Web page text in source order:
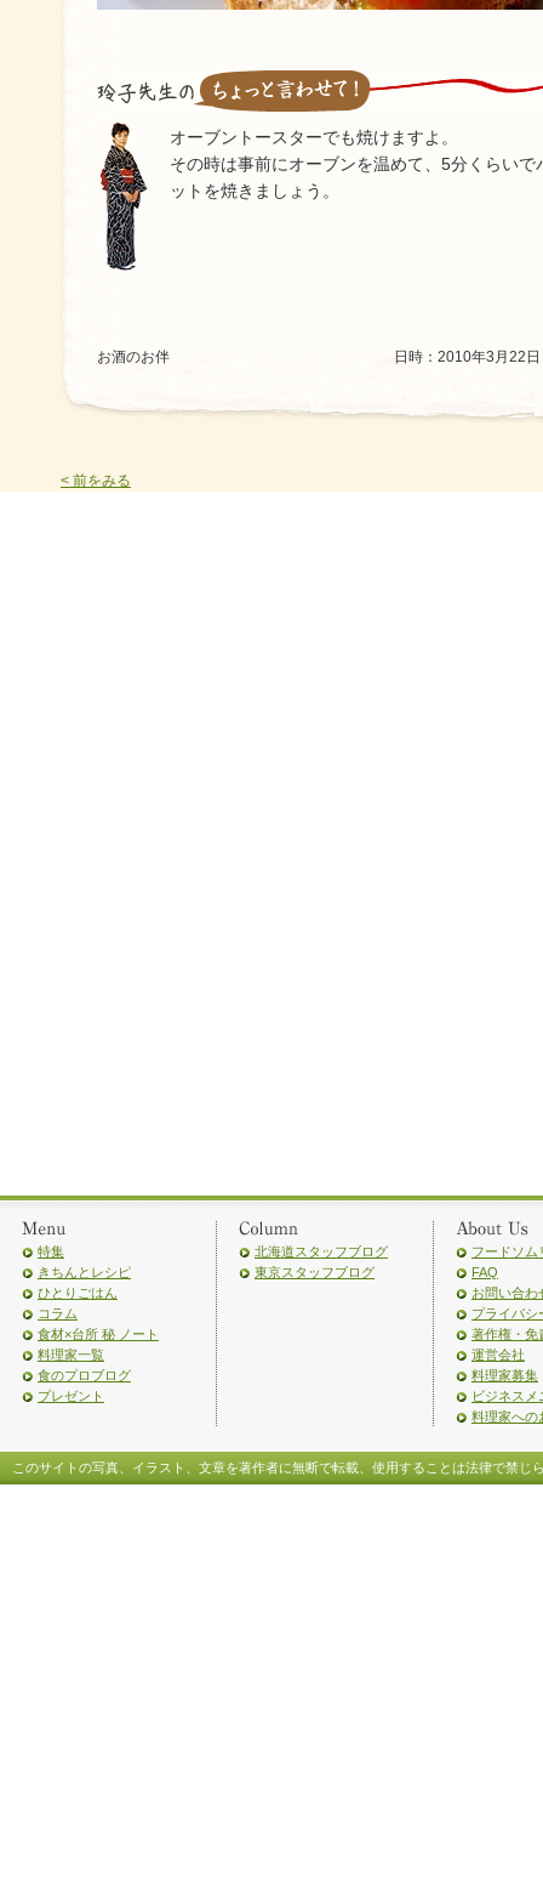
オーブントースターでも焼けますよ。
その時は事前にオーブンを温めて、5分くらいで
ットを焼きましょう。
お酒のお伴 日時：2010年3月22
< 前をみる
特集
きちんとレシピ
ひとりごはん
コラム
食材×台所 秘 ノート
料理家一覧
食のプロブログ
プレゼント
北海道スタッフブログ
東京スタッフブログ
フードソム
FAQ
お問い合わ
プライバシ
著作権・免
運営会社
料理家募集
ビジネスメ
料理家への
このサイトの写真、イラスト、文章を著作者に無断で転載、使用することは法律で禁じ